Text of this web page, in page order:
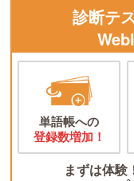
診断テ
単語帳への
登録数増加！
まずは体験